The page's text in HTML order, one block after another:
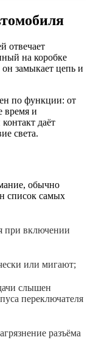
отвечает
на коробке
замыкает цепь и
по функции: от
время и
даёт
света.
обычно
список самых
при включении
или мигают;
слышен
переключателя
разъёма